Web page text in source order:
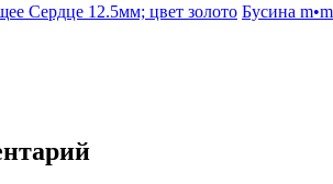
Сердце 12.5мм; цвет золото Бусина